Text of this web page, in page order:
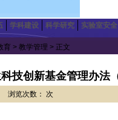
学科建设 科学研究 实验室安全
育 > 教学管理 > 正文
技创新基金管理办法
浏览次数： 次